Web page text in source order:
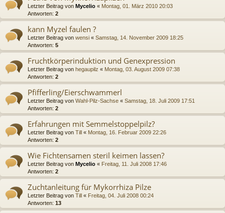
Letzter Beitrag von Mycelio « Montag, 01. März 2010 20:03
Antworten: 2
kann Myzel faulen ?
Letzter Beitrag von wensi « Samstag, 14. November 2009 18:25
Antworten: 5
Fruchtkörperinduktion und Genexpression
Letzter Beitrag von hegaupilz « Montag, 03. August 2009 07:38
Antworten: 2
Pfifferling/Eierschwammerl
Letzter Beitrag von Wahl-Pilz-Sachse « Samstag, 18. Juli 2009 17:51
Antworten: 2
Erfahrungen mit Semmelstoppelpilz?
Letzter Beitrag von Till « Montag, 16. Februar 2009 22:26
Antworten: 2
Wie Fichtensamen steril keimen lassen?
Letzter Beitrag von Mycelio « Freitag, 11. Juli 2008 17:46
Antworten: 2
Zuchtanleitung für Mykorrhiza Pilze
Letzter Beitrag von Till « Freitag, 04. Juli 2008 00:24
Antworten: 13